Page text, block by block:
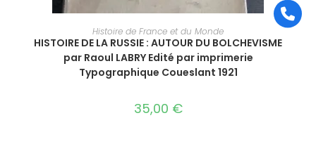
AJOUTER AU PANIER
Histoire de France et du Monde
HISTOIRE DE LA RUSSIE : AUTOUR DU BOLCHEVISME
par Raoul LABRY Edité par imprimerie
Typographique Coueslant 1921
35,00 €